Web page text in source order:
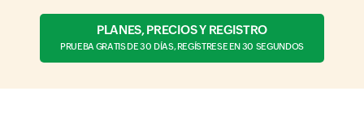
PLANES, PRECIOS Y REGISTRO
PRUEBA GRATIS DE 30 DÍAS, REGÍSTRESE EN 30 SEGUNDOS